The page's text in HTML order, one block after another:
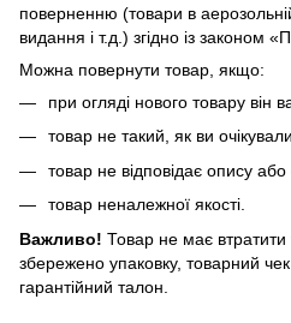
поверненню (товари в
видання і т.д.) згідно із законом
Можна повернути товар, якщо:
при огляді нового товару він
товар не такий, як ви
товар не відповідає опису
товар неналежної якості.
Важливо! Товар не має
збережено упаковку, товарний
гарантійний талон.